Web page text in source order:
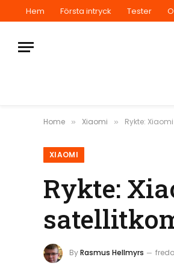
Hem Första intryck Tester
Home » Xiaomi » Rykte:
XIAOMI
Rykte:
ByRasmus Hellmyrs